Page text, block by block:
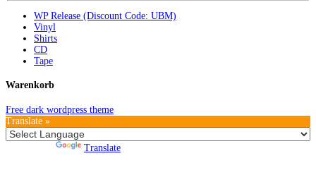
WP Release (Discount Code: UBM)
Vinyl
Shirts
CD
Tape
Warenkorb
Free dark wordpress theme
Translate »
Translate